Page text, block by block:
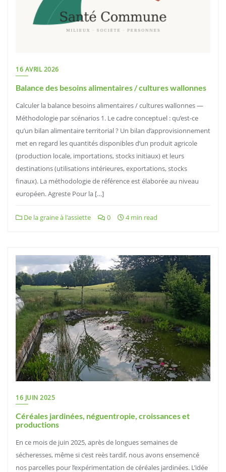
16 AVRIL 2026
Balance des besoins alimentaires / cultures wallonnes
Calculer la balance besoins alimentaires / cultures wallonnes —
Méthodologie par scénarios 1. Le cadre conceptuel : qu’est-ce
qu’un bilan alimentaire territorial ? Un bilan d’approvisionnement
met en regard les quantités disponibles d’un produit agricole
(production locale, importations, stocks initiaux) et leurs
destinations (utilisations intérieures, exportations, stocks
finaux). La méthodologie de référence est élaborée au niveau
européen. Agreste Pour la […]
De la graine à l'assiette 0 4 min read
16 JUIN 2025
Céréales jardinées, néguentropie, croissances et
productions
En ce mois de juin 2025, après de longues semaines de
sécheresses, même si c’est reès tardif, nous avons ensemencé
nos parcelles pour l’expérimentation de céréales jardinées. L’idée